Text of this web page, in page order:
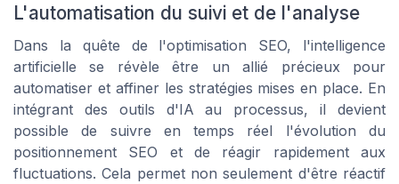
L'automatisation du suivi et de l'analyse
Dans la quête de l'optimisation SEO, l'intelligence
artificielle se révèle être un allié précieux pour
automatiser et affiner les stratégies mises en place. En
intégrant des outils d'IA au processus, il devient
possible de suivre en temps réel l'évolution du
positionnement SEO et de réagir rapidement aux
fluctuations. Cela permet non seulement d'être réactif